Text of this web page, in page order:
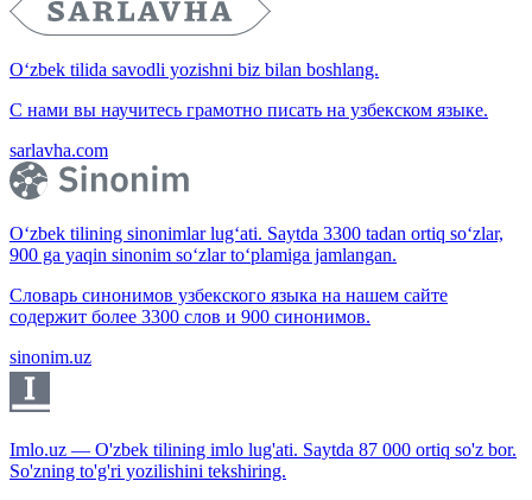
O‘zbek tilida savodli yozishni biz bilan boshlang.
С нами вы научитесь грамотно писать на узбекском языке.
sarlavha.com
O‘zbek tilining sinonimlar lug‘ati. Saytda 3300 tadan ortiq so‘zlar,
900 ga yaqin sinonim so‘zlar to‘plamiga jamlangan.
Словарь синонимов узбекского языка на нашем сайте
содержит более 3300 слов и 900 синонимов.
sinonim.uz
Imlo.uz — O'zbek tilining imlo lug'ati. Saytda 87 000 ortiq so'z bor.
So'zning to'g'ri yozilishini tekshiring.